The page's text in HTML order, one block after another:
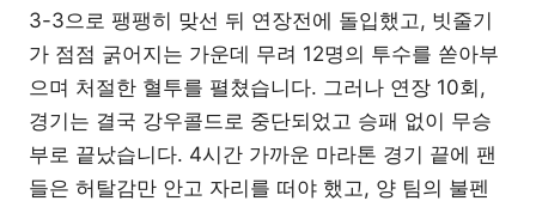
3-3으로 팽팽히 맞선 뒤 연장전에 돌입했고, 빗줄기
가 점점 굵어지는 가운데 무려 12명의 투수를 쏟아부
으며 처절한 혈투를 펼쳤습니다. 그러나 연장 10회,
경기는 결국 강우콜드로 중단되었고 승패 없이 무승
부로 끝났습니다. 4시간 가까운 마라톤 경기 끝에 팬
들은 허탈감만 안고 자리를 떠야 했고, 양 팀의 불펜